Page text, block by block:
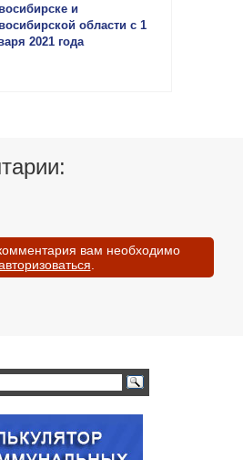
и
области с 1
2021 года
вам необходимо